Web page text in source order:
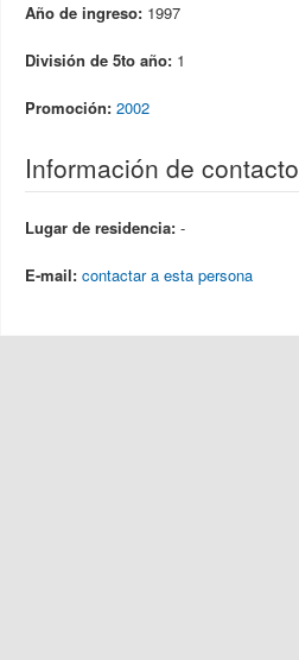
Año de ingreso: 1997
División de 5to año: 1
Promoción: 2002
Información de contacto
Lugar de residencia: -
E-mail: contactar a esta persona